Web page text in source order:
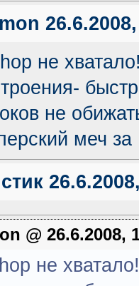
не
не
меч
@ 26.6.2008,
не